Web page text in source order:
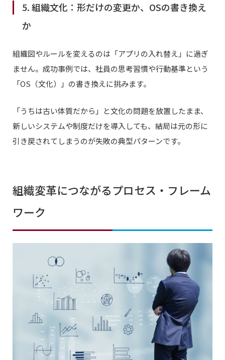
5. 組織文化：形だけの変更か、OSの書き換え
か
組織図やルールを変えるのは「アプリの入れ替え」に過ぎ
ません。成功事例では、社員の思考習慣や行動基準という
「OS（文化）」の書き換えに挑みます。
「うちは古い体質だから」と文化の問題を放置したまま、
新しいシステムや制度だけを導入しても、結局は元の形に
引き戻されてしまうのが失敗の典型パターンです。
組織変革につながるプロセス・フレーム
ワーク